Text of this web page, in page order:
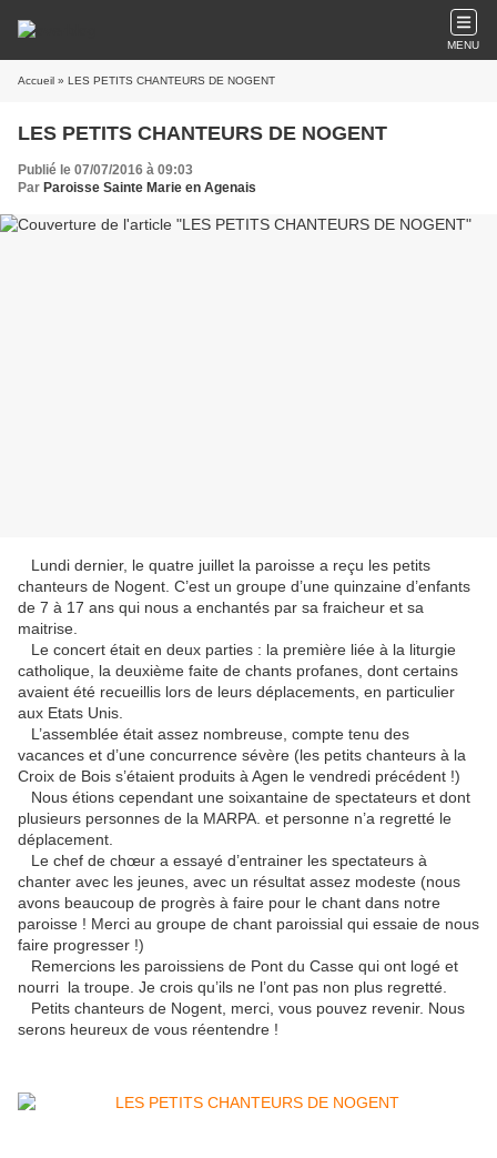
MENU
Accueil » LES PETITS CHANTEURS DE NOGENT
LES PETITS CHANTEURS DE NOGENT
Publié le 07/07/2016 à 09:03
Par Paroisse Sainte Marie en Agenais
Lundi dernier, le quatre juillet la paroisse a reçu les petits
chanteurs de Nogent. C’est un groupe d’une quinzaine d’enfants
de 7 à 17 ans qui nous a enchantés par sa fraicheur et sa
maitrise.
Le concert était en deux parties : la première liée à la liturgie
catholique, la deuxième faite de chants profanes, dont certains
avaient été recueillis lors de leurs déplacements, en particulier
aux Etats Unis.
L’assemblée était assez nombreuse, compte tenu des
vacances et d’une concurrence sévère (les petits chanteurs à la
Croix de Bois s’étaient produits à Agen le vendredi précédent !)
Nous étions cependant une soixantaine de spectateurs et dont
plusieurs personnes de la MARPA. et personne n’a regretté le
déplacement.
Le chef de chœur a essayé d’entrainer les spectateurs à
chanter avec les jeunes, avec un résultat assez modeste (nous
avons beaucoup de progrès à faire pour le chant dans notre
paroisse ! Merci au groupe de chant paroissial qui essaie de nous
faire progresser !)
Remercions les paroissiens de Pont du Casse qui ont logé et
nourri la troupe. Je crois qu’ils ne l’ont pas non plus regretté.
Petits chanteurs de Nogent, merci, vous pouvez revenir. Nous
serons heureux de vous réentendre !